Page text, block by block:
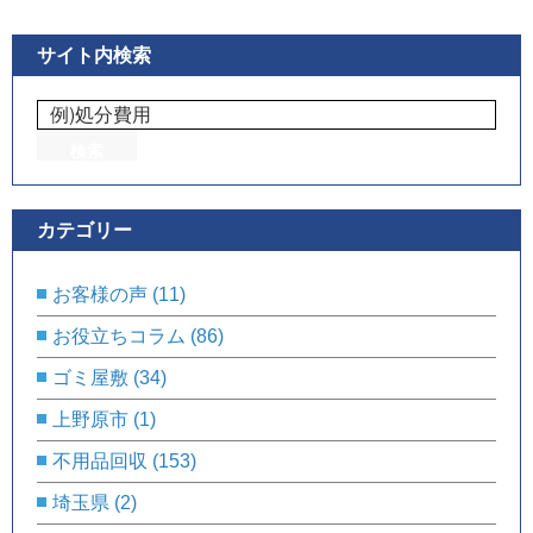
サイト内検索
カテゴリー
お客様の声 (11)
お役立ちコラム (86)
ゴミ屋敷 (34)
上野原市 (1)
不用品回収 (153)
埼玉県 (2)